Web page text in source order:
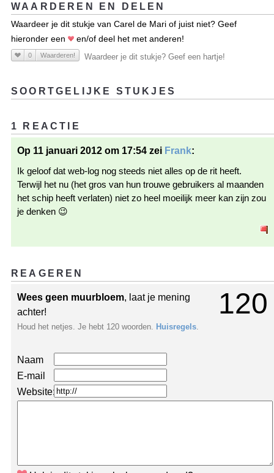
WAARDEREN EN DELEN
Waardeer je dit stukje van Carel de Mari of juist niet? Geef
hieronder een
en/of deel het met anderen!
0 Waarderen! Waardeer je dit stukje? Geef een hartje!
SOORTGELIJKE STUKJES
1 REACTIE
Op 11 januari 2012 om 17:54 zei Frank:
Ik geloof dat web-log nog steeds niet alles op de rit heeft.
Terwijl het nu (het gros van hun trouwe gebruikers al maanden
het schip heeft verlaten) niet zo heel moeilijk meer kan zijn zou
je denken 😉
REAGEREN
120
Wees geen muurbloem, laat je mening
achter!
Houd het netjes. Je hebt 120 woorden. Huisregels
Naam
E-mail
Website: